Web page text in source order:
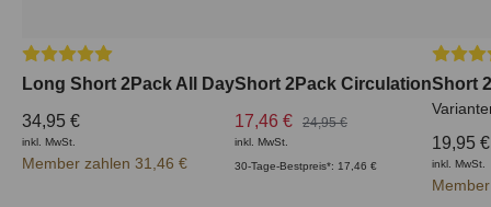
Durchschnittliche Bewertung von 5 von 5 Sternen
Long Short 2Pack All Day
34,95 €
inkl. MwSt.
Member zahlen 31,46 €
Short 2Pack Circulation
17,46 €
24,95 €
inkl. MwSt.
30-Tage-Bestpreis*: 17,46 €
Short
19,95 €
inkl. MwSt.